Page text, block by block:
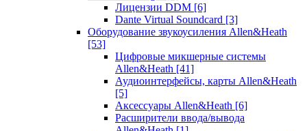
Лицензии DDM [6]
Dante Virtual Soundcard [3]
Оборудование звукоусиления Allen&Heath
[53]
Цифровые микшерные системы
Allen&Heath [41]
Аудиоинтерфейсы, карты Allen&Heath
[5]
Аксессуары Allen&Heath [6]
Расширители ввода/вывода